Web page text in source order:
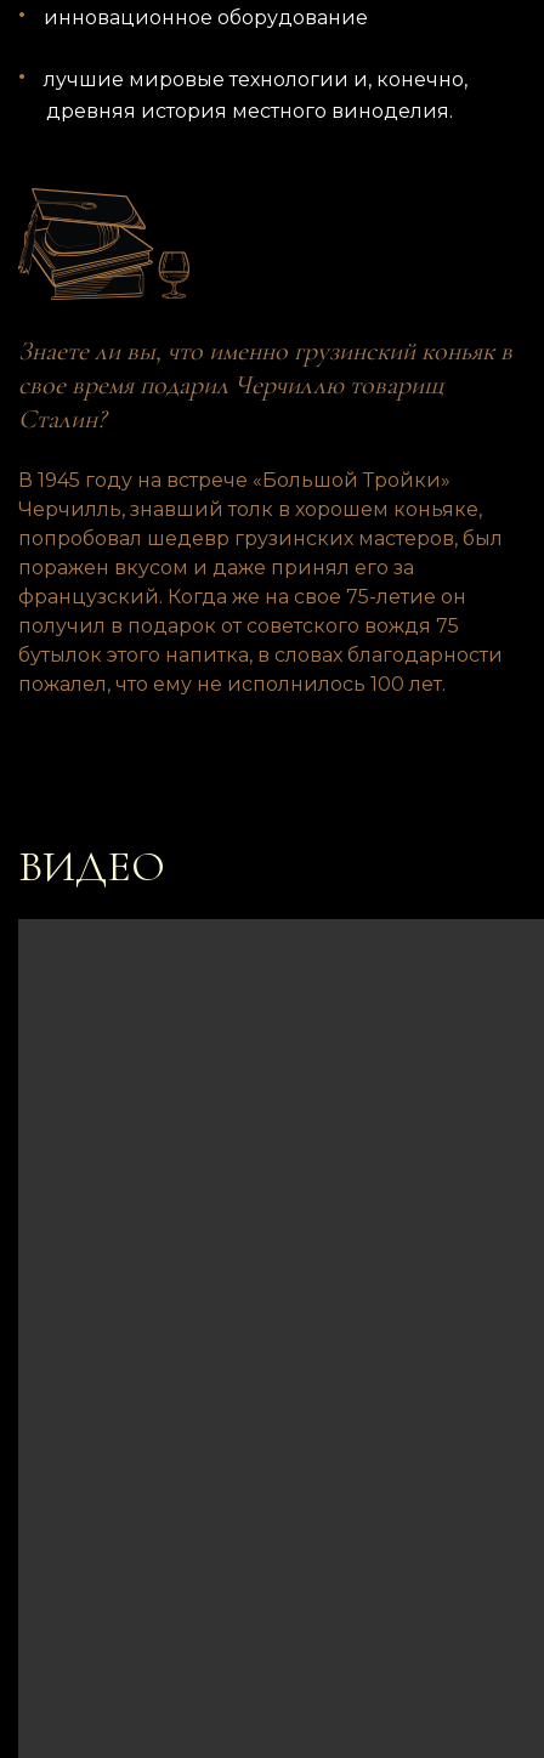
инновационное оборудование
лучшие мировые технологии и, конечно,
древняя история местного виноделия.
Знаете ли вы, что именно грузинский коньяк в
свое время подарил Черчиллю товарищ
Сталин?
В 1945 году на встрече «Большой Тройки»
Черчилль, знавший толк в хорошем коньяке,
попробовал шедевр грузинских мастеров, был
поражен вкусом и даже принял его за
французский. Когда же на свое 75-летие он
получил в подарок от советского вождя 75
бутылок этого напитка, в словах благодарности
пожалел, что ему не исполнилось 100 лет.
ВИДЕО